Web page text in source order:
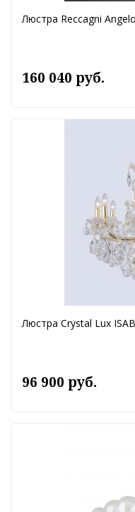
Люстра Reccagni
160 040 руб.
Люстра Crystal Lux
96 900 руб.